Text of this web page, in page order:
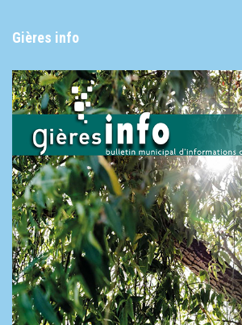
Gières info